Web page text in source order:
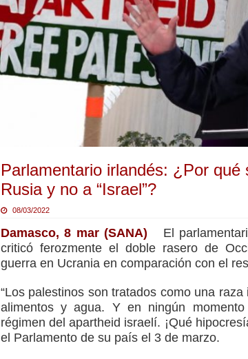
Parlamentario irlandés: ¿Por qué
Rusia y no a “Israel”?
08/03/2022
Damasco, 8 mar (SANA) El
criticó ferozmente el doble rasero de
guerra en Ucrania en comparación con el
“Los palestinos son tratados como una
alimentos y agua. Y en ningún
régimen del apartheid israelí. ¡Qué
el Parlamento de su país el 3 de marzo.